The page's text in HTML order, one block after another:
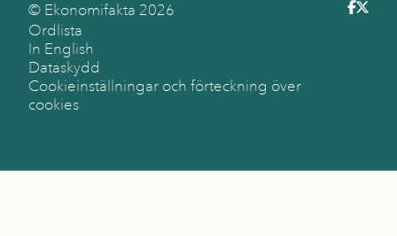
© Ekonomifakta 2026
Ordlista
In English
Dataskydd
Cookieinställningar och förteckning över
cookies